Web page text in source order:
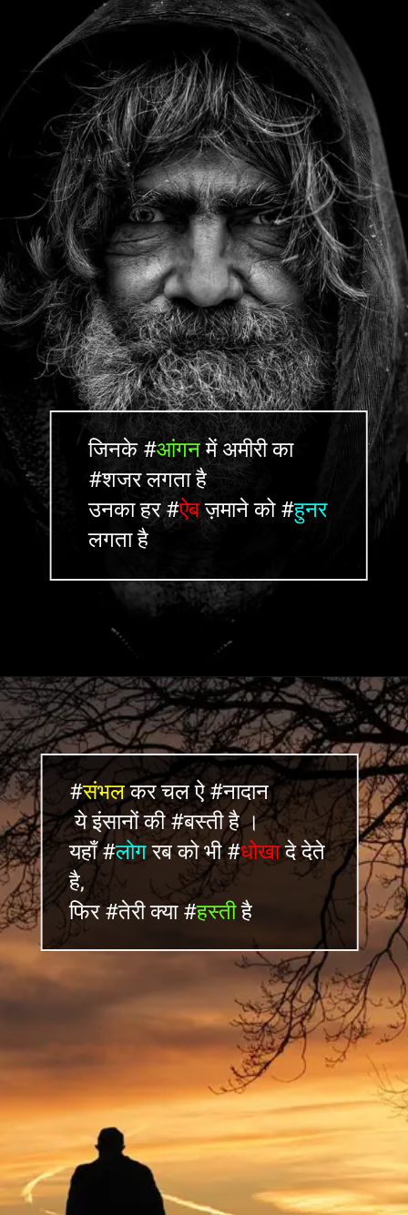
जिनके #आंगनमें अमीरी का
#शजर लगता है
उनका हर #ऐबज़माने को #हुनर
लगता है
#संभलकर चल ऐ #नादान
ये इंसानों की #बस्ती है ।
यहाँ #लोगरब को भी #धोखादे देते
है,
फिर #तेरी क्या #हस्तीहै